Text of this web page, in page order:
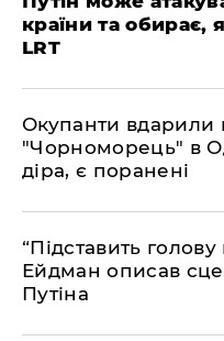
країни та обирає,
LRT
​Окупанти вдарили
"Чорноморець" в
діра, є поранені
​“Підставить голову
Ейдман описав
Путіна